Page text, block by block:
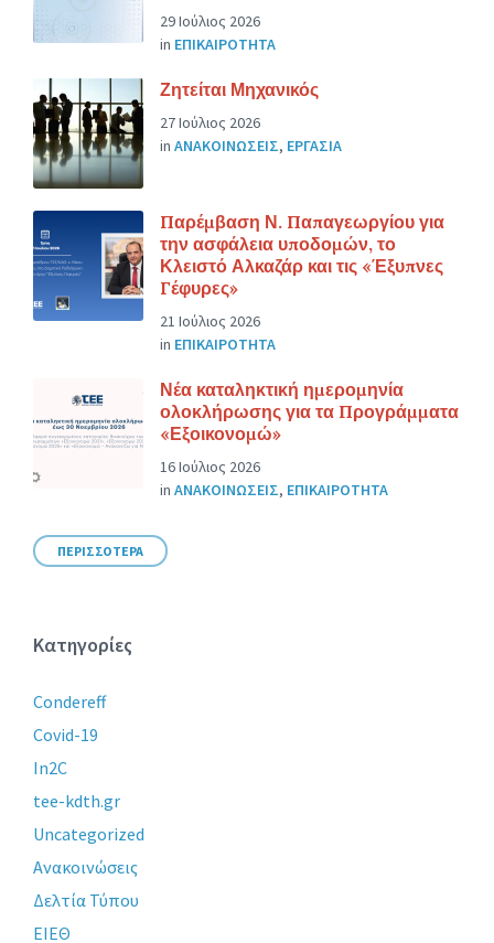
29 Ιούλιος 2026
in ΕΠΙΚΑΙΡΟΤΗΤΑ
Ζητείται Μηχανικός
27 Ιούλιος 2026
in ΑΝΑΚΟΙΝΩΣΕΙΣ, ΕΡΓΑΣΙΑ
Παρέμβαση Ν. Παπαγεωργίου για
την ασφάλεια υποδομών, το
Κλειστό Αλκαζάρ και τις «Έξυπνες
Γέφυρες»
21 Ιούλιος 2026
in ΕΠΙΚΑΙΡΟΤΗΤΑ
Νέα καταληκτική ημερομηνία
ολοκλήρωσης για τα Προγράμματα
«Εξοικονομώ»
16 Ιούλιος 2026
in ΑΝΑΚΟΙΝΩΣΕΙΣ, ΕΠΙΚΑΙΡΟΤΗΤΑ
ΠΕΡΙΣΣΟΤΕΡΑ
Κατηγορίες
Condereff
Covid-19
In2C
tee-kdth.gr
Uncategorized
Ανακοινώσεις
Δελτία Τύπου
ΕΙΕΘ